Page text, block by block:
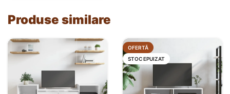
Produse similare
OFERTĂ
STOC EPUIZAT